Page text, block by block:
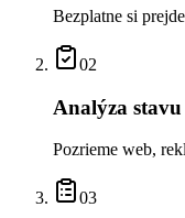
Bezplatne si
02
Analýza stavu
Pozrieme web,
03